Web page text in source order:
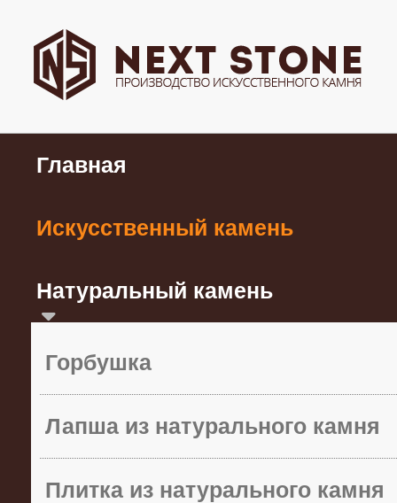
Главная
Искусственный камень
Натуральный камень
Горбушка
Лапша из натурального камня
Плитка из натурального камня